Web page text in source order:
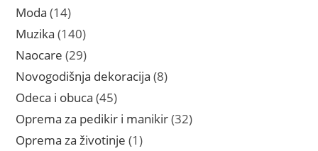
Moda 1414
proizvoda
Muzika 140140
proizvoda
Naocare 2929
proizvoda
Novogodišnja dekoracija 88
Odeca i obuca 4545
proizvoda
Oprema za pedikir i manikir 3232
Oprema za životinje 11